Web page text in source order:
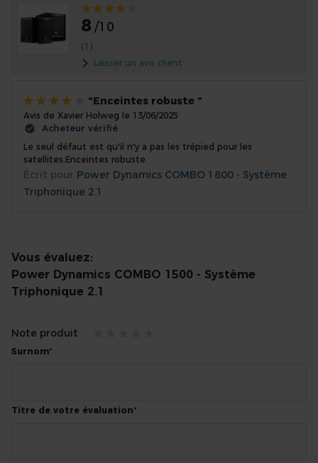
Évaluation:
8 /10
(1)
Laisser un avis client
Vous évaluez:
Power Dynamics COMBO 1500 - Système
Triphonique 2.1
Note produit
Surnom
Titre de votre évaluation
80%
Enceintes robuste
Avis de Xavier Holweg le 13/06/2025
Acheteur vérifié
Le seul défaut est qu'il n'y a pas les trépied pour les
satellites,Enceintes robuste.
Écrit pour Power Dynamics COMBO 1800 - Système
Triphonique 2.1